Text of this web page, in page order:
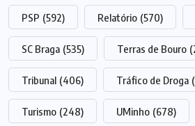
PSP (592) Relatório (570)
SC Braga (535) Terras de Bouro
Tribunal (406) Tráfico de Droga
Turismo (248) UMinho (678)